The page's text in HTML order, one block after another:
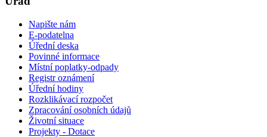
Napište nám
E-podatelna
Úřední deska
Povinné informace
Místní poplatky-odpady
Registr oznámení
Úřední hodiny
Rozklikávací rozpočet
Zpracování osobních údajů
Životní situace
Projekty - Dotace